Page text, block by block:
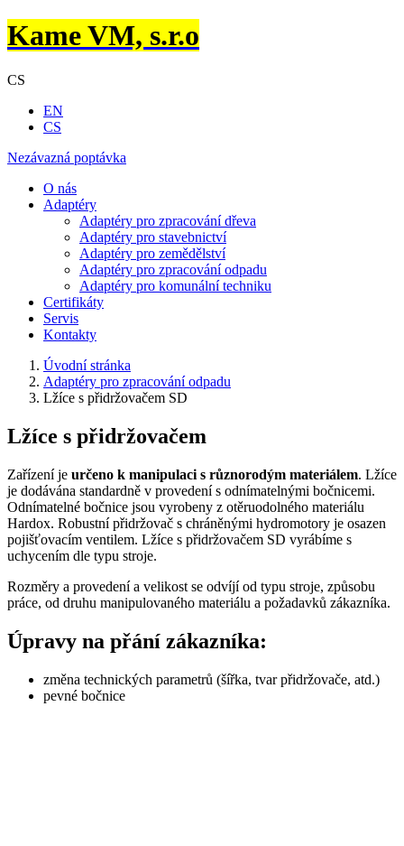
Kame VM, s.r.o
CS
EN
CS
Nezávazná poptávka
O nás
Adaptéry
Adaptéry pro zpracování dřeva
Adaptéry pro stavebnictví
Adaptéry pro zemědělství
Adaptéry pro zpracování odpadu
Adaptéry pro komunální techniku
Certifikáty
Servis
Kontakty
Úvodní stránka
Adaptéry pro zpracování odpadu
Lžíce s přidržovačem SD
Lžíce s přidržovačem
Zařízení je určeno k manipulaci s různorodým materiálem. Lžíce
je dodávána standardně v provedení s odnímatelnými bočnicemi.
Odnímatelné bočnice jsou vyrobeny z otěruodolného materiálu
Hardox. Robustní přidržovač s chráněnými hydromotory je osazen
pojišťovacím ventilem. Lžíce s přidržovačem SD vyrábíme s
uchycením dle typu stroje.
Rozměry a provedení a velikost se odvíjí od typu stroje, způsobu
práce, od druhu manipulovaného materiálu a požadavků zákazníka.
Úpravy na přání zákazníka:
změna technických parametrů (šířka, tvar přidržovače, atd.)
pevné bočnice